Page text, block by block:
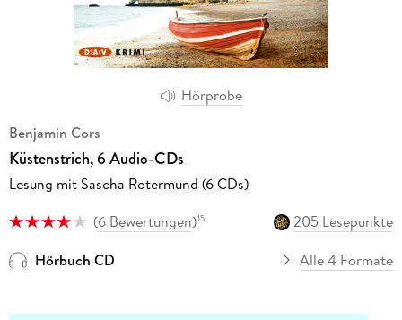
Hörprobe
Benjamin Cors
Küstenstrich, 6 Audio-CDs
Lesung mit Sascha Rotermund (6 CDs)
(6 Bewertungen)15
205 Lesepunkte
Hörbuch CD
Alle 4 Formate